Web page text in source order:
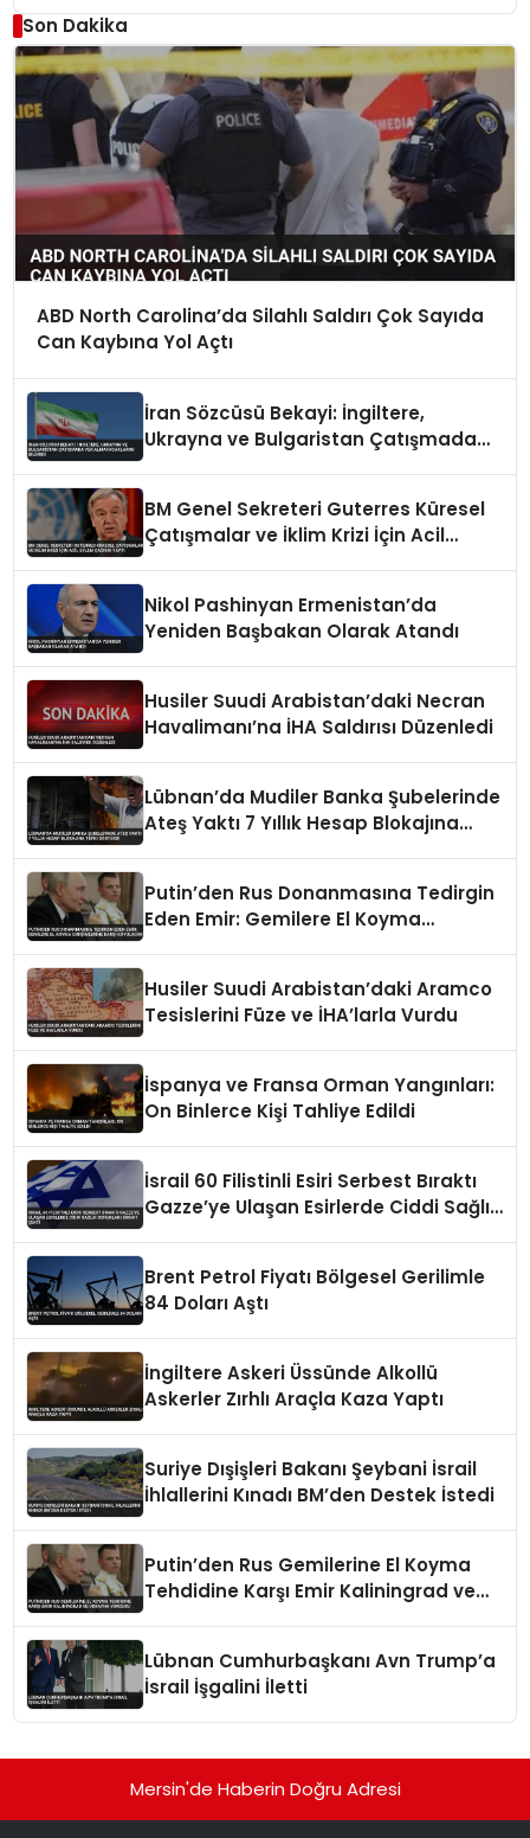
Son Dakika
ABD North Carolina’da Silahlı Saldırı Çok Sayıda
Can Kaybına Yol Açtı
İran Sözcüsü Bekayi: İngiltere,
Ukrayna ve Bulgaristan Çatışmada
BM Genel Sekreteri Guterres Küresel
Çatışmalar ve İklim Krizi İçin Acil
Nikol Pashinyan Ermenistan’da
Yeniden Başbakan Olarak Atandı
Husiler Suudi Arabistan’daki Necran
Havalimanı’na İHA Saldırısı Düzenledi
Lübnan’da Mudiler Banka Şubelerinde
Ateş Yaktı 7 Yıllık Hesap Blokajına
Putin’den Rus Donanmasına Tedirgin
Eden Emir: Gemilere El Koyma
Husiler Suudi Arabistan’daki Aramco
Tesislerini Füze ve İHA’larla Vurdu
İspanya ve Fransa Orman Yangınları:
On Binlerce Kişi Tahliye Edildi
İsrail 60 Filistinli Esiri Serbest Bıraktı
Gazze’ye Ulaşan Esirlerde Ciddi Sağlık
Brent Petrol Fiyatı Bölgesel Gerilimle
84 Doları Aştı
İngiltere Askeri Üssünde Alkollü
Askerler Zırhlı Araçla Kaza Yaptı
Suriye Dışişleri Bakanı Şeybani İsrail
İhlallerini Kınadı BM’den Destek İstedi
Putin’den Rus Gemilerine El Koyma
Tehdidine Karşı Emir Kaliningrad ve
Lübnan Cumhurbaşkanı Avn Trump’a
İsrail İşgalini İletti
Mersin'de Haberin Doğru Adresi